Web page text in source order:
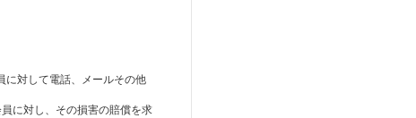
対して電話、メールその他
に対し、その損害の賠償を求